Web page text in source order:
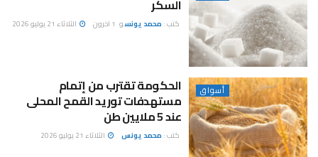
السكر
كتب : محمد يونسو 1 اخرون الثلاثاء 21 يوليو 2026
أسواق الحكومة تقترب من إتمام
مستهدفات توريد القمح المحلى
عند 5 ملايين طن
كتب : محمد يونس الثلاثاء 21 يوليو 2026